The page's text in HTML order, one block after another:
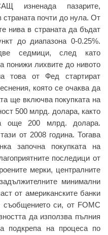
изненада пазарите,
страната почти до нула. От
нива в страната да бъдат
до диапазона 0-0.25%.
седмици, след като
понижи лихвите до нивото
това от Фед стартират
която се очаква да
ще включва покупката на
500 млрд. долара, както
още 200 млрд. долара.
от 2008 година. Тогава
започна покупката на
последици от
мерки, централните
минимални
от американските банки
си, от FOMC
да използва пълния
подкрепа на процеса по